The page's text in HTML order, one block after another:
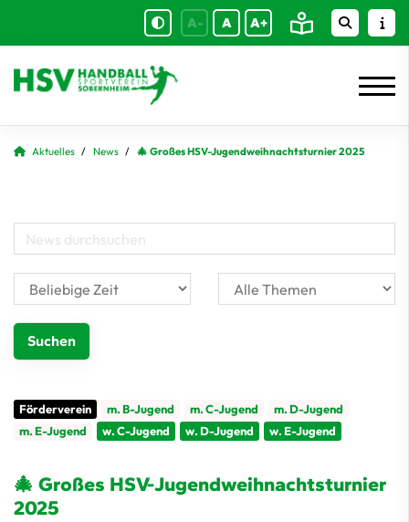
A- A A+
Aktuelles News 🎄 Großes HSV-Jugendweihnachtsturnier 2025
Förderverein m. B-Jugend m. C-Jugend
m. D-Jugend
m. E-Jugend
w. C-Jugend w. D-Jugend w. E-Jugend
🎄 Großes HSV-Jugendweihnachtsturnier
2025